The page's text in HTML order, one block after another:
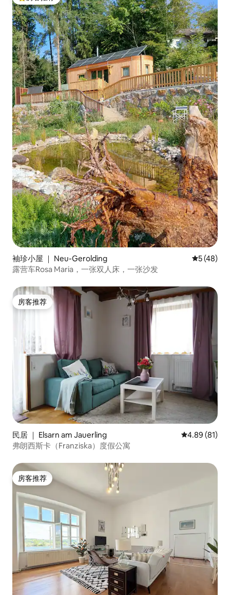
热门「房客推荐」
袖珍小屋 ｜ Neu-Gerolding 平均评分
5 (48)
露营车Rosa Maria，一张双人床，一张沙发
房客推荐
房客推荐
民居 ｜ Elsarn am Jauerling 平均评分
4.89 (81)
弗朗西斯卡（Franziska）度假公寓
房客推荐
房客推荐